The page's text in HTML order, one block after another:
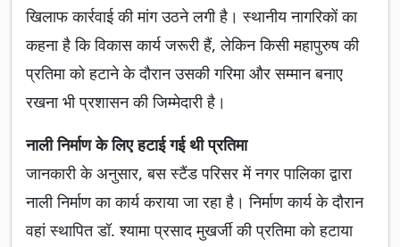
खिलाफ कार्रवाई की मांग उठने लगी है। स्थानीय नागरिकों का
कहना है कि विकास कार्य जरूरी हैं, लेकिन किसी महापुरुष की
प्रतिमा को हटाने के दौरान उसकी गरिमा और सम्मान बनाए
रखना भी प्रशासन की जिम्मेदारी है।
नाली निर्माण के लिए हटाई गई थी प्रतिमा
जानकारी के अनुसार, बस स्टैंड परिसर में नगर पालिका द्वारा
नाली निर्माण का कार्य कराया जा रहा है। निर्माण कार्य के दौरान
वहां स्थापित डॉ. श्यामा प्रसाद मुखर्जी की प्रतिमा को हटाया